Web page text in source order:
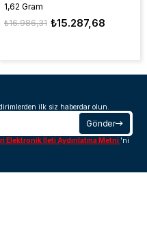
1,62 Gram
₺15.287,68
₺16.986,31
ilk siz haberdar olun.
Gönder
Elektronik İleti Aydınlatma Metni 'ni